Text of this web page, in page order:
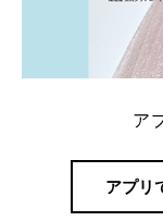
ア
アプリ